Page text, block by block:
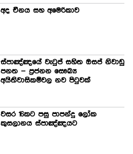
අද චීනය සහ අමෙරිකාව
ස්පාඤ්ඤයේ වැටුප් සහිත ඔසප් නිවාඩු
පනත – ප්‍රජනන සෞඛ්‍ය
අයිතිවාසිකම්වල නව පිටුවක්
වසර 16කට පසු පාපන්දු ලෝක
කුසලානය ස්පාඤ්ඤයට